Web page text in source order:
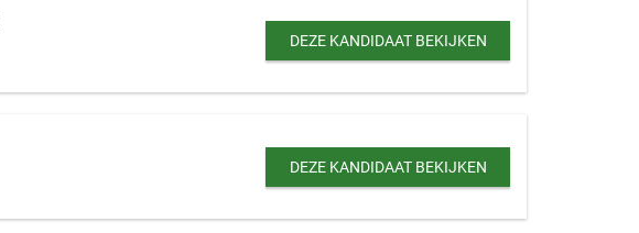
DEZE KANDIDAAT BEKIJKEN
DEZE KANDIDAAT BEKIJKEN